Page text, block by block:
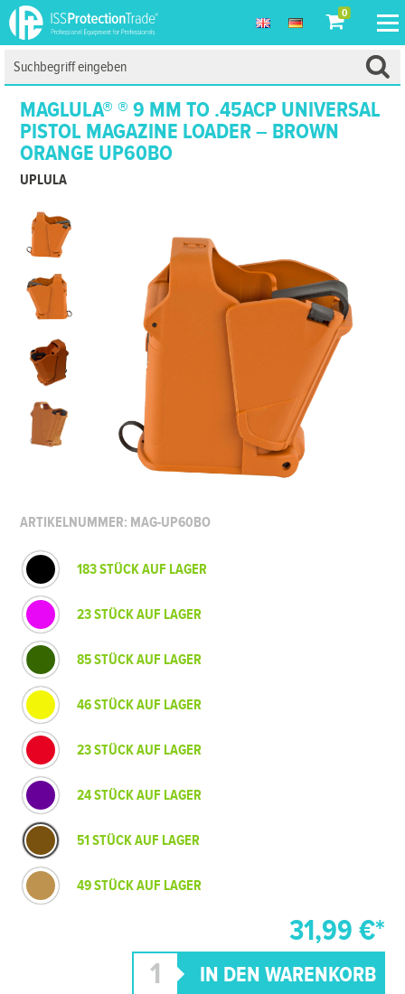
0
MAGLULA® ® 9 MM TO .45ACP UNIVERSAL
PISTOL MAGAZINE LOADER – BROWN
ORANGE UP60BO
UPLULA
ARTIKELNUMMER: MAG-UP60BO
183 STÜCK AUF LAGER
23 STÜCK AUF LAGER
85 STÜCK AUF LAGER
46 STÜCK AUF LAGER
23 STÜCK AUF LAGER
24 STÜCK AUF LAGER
51 STÜCK AUF LAGER
49 STÜCK AUF LAGER
31,99 €*